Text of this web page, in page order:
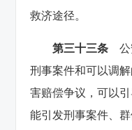
救济途径。
第三十三条 公
刑事案件和可以调
害赔偿争议，可以
能引发刑事案件、